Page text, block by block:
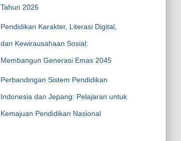
Tahun 2026
Pendidikan Karakter, Literasi Digital,
dan Kewirausahaan Sosial:
Membangun Generasi Emas 2045
Perbandingan Sistem Pendidikan
Indonesia dan Jepang: Pelajaran untuk
Kemajuan Pendidikan Nasional